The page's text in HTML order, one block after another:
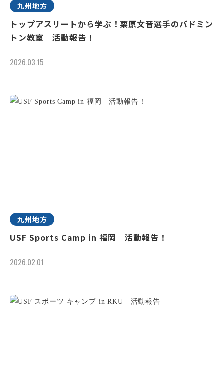
九州地方
トップアスリートから学ぶ！栗原文音選手のバドミン
トン教室 活動報告！
2026.03.15
九州地方
USF Sports Camp in 福岡 活動報告！
2026.02.01